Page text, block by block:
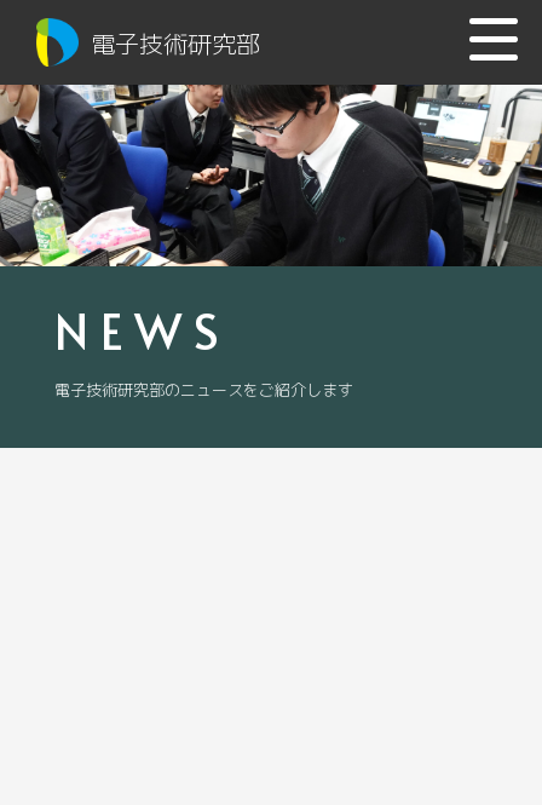
電子技術研究部
NEWS
電子技術研究部のニュースをご紹介します